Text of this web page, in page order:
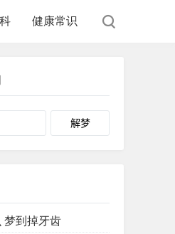
健康常识
Search
梦到掉牙齿